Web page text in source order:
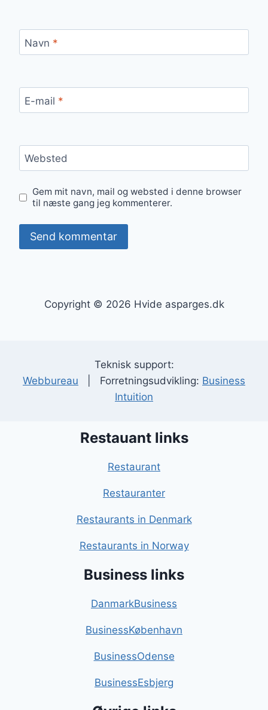
Navn *
E-mail *
Websted
Gem mit navn, mail og websted i denne browser
til næste gang jeg kommenterer.
Copyright © 2026 Hvide asparges.dk
Teknisk support:
Webbureau | Forretningsudvikling: Business
Intuition
Restauant links
Restaurant
Restauranter
Restaurants in Denmark
Restaurants in Norway
Business links
DanmarkBusiness
BusinessKøbenhavn
BusinessOdense
BusinessEsbjerg